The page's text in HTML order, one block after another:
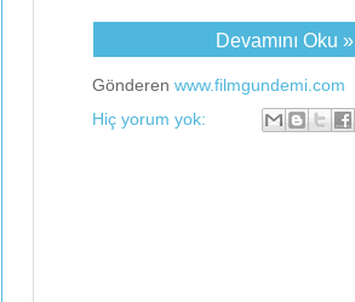
Devamını Oku »
Gönderen www.filmgundemi.com
Hiç yorum yok: